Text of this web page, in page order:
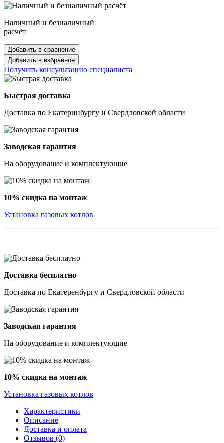
Наличный и безналичный
расчёт
Добавить в сравнение
Добавить в избранное
Получить консультацию специалиста
Быстрая доставка
Доставка по Екатеринбургу и Свердловской области
Заводская гарантия
На оборудование и комплектующие
10% скидка на монтаж
Установка газовых котлов
Доставка бесплатно
Доставка по Екатеренбургу и Свердловской области
Заводская гарантия
На оборудование и комплектующие
10% скидка на монтаж
Установка газовых котлов
Характеристики
Описание
Доставка и оплата
Отзывов (0)